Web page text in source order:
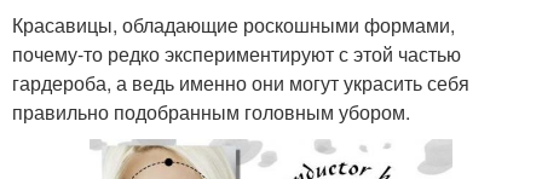
Красавицы, обладающие роскошными формами,
почему-то редко экспериментируют с этой частью
гардероба, а ведь именно они могут украсить себя
правильно подобранным головным убором.